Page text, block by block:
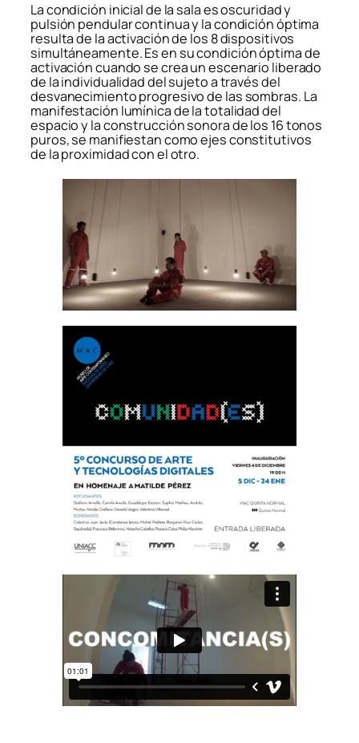
La condición inicial de la sala es oscuridad y
pulsión pendular continua y la condición óptima
resulta de la activación de los 8 dispositivos
simultáneamente. Es en su condición óptima de
activación cuando se crea un escenario liberado
de la individualidad del sujeto a través del
desvanecimiento progresivo de las sombras. La
manifestación lumínica de la totalidad del
espacio y la construcción sonora de los 16 tonos
puros, se manifiestan como ejes constitutivos
de la proximidad con el otro.